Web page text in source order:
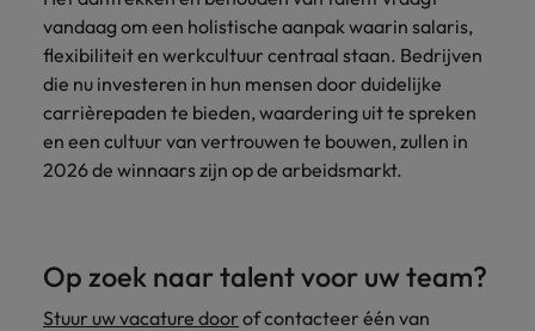
vandaag om een holistische aanpak waarin salaris,
flexibiliteit en werkcultuur centraal staan. Bedrijven
die nu investeren in hun mensen door duidelijke
carrièrepaden te bieden, waardering uit te spreken
en een cultuur van vertrouwen te bouwen, zullen in
2026 de winnaars zijn op de arbeidsmarkt.
Op zoek naar talent voor uw team?
Stuur uw vacature door of contacteer één van